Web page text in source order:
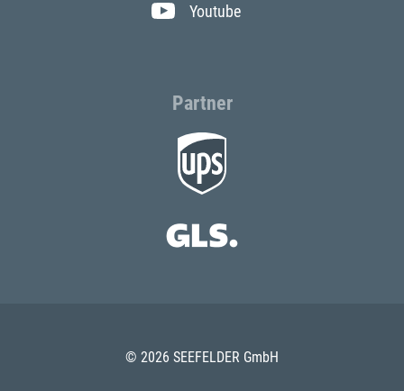
Youtube
Partner
© 2026 SEEFELDER GmbH